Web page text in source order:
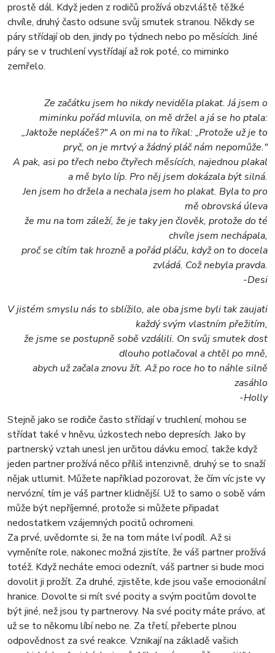
prostě dál. Když jeden z rodičů prožívá obzvláště těžké
chvíle, druhý často odsune svůj smutek stranou. Někdy se
páry střídají ob den, jindy po týdnech nebo po měsících. Jiné
páry se v truchlení vystřídají až rok poté, co miminko
zemřelo.
Ze začátku jsem ho nikdy neviděla plakat. Já jsem o
miminku pořád mluvila, on mě držel a já se ho ptala:
„Jaktože nepláčeš?" A on mi na to říkal: „Protože už je to
pryč, on je mrtvý a žádný pláč nám nepomůže."
A pak, asi po třech nebo čtyřech měsících, najednou plakal
a mě bylo líp. Pro něj jsem dokázala být silná.
Jen jsem ho držela a nechala jsem ho plakat. Byla to pro
mě obrovská úleva
že mu na tom záleží, že je taky jen člověk, protože do té
chvíle jsem nechápala,
proč se cítím tak hrozně a pořád pláču, když on to docela
zvládá. Což nebyla pravda.
-Desi
V jistém smyslu nás to sblížilo, ale oba jsme byli tak zaujati
každý svým vlastním přežitím,
že jsme se postupně sobě vzdálili. On svůj smutek dost
dlouho potlačoval a chtěl po mně,
abych už začala znovu žít. Až po roce ho to náhle silně
zasáhlo
-Holly
Stejně jako se rodiče často střídají v truchlení, mohou se
střídat také v hněvu, úzkostech nebo depresích. Jako by
partnerský vztah unesl jen určitou dávku emocí, takže když
jeden partner prožívá něco příliš intenzivně, druhý se to snaží
nějak utlumit. Můžete například pozorovat, že čím víc jste vy
nervózní, tím je váš partner klidnější. Už to samo o sobě vám
může být nepříjemné, protože si můžete připadat
nedostatkem vzájemných pocitů ochromeni.
Za prvé, uvědomte si, že na tom máte lví podíl. Až si
vyměníte role, nakonec možná zjistíte, že váš partner prožívá
totéž. Když necháte emoci odeznít, váš partner si bude moci
dovolit ji prožít. Za druhé, zjistěte, kde jsou vaše emocionální
hranice. Dovolte si mít své pocity a svým pocitům dovolte
být jiné, než jsou ty partnerovy. Na své pocity máte právo, ať
už se to někomu líbí nebo ne. Za třetí, přeberte plnou
odpovědnost za své reakce. Vznikají na základě vašich